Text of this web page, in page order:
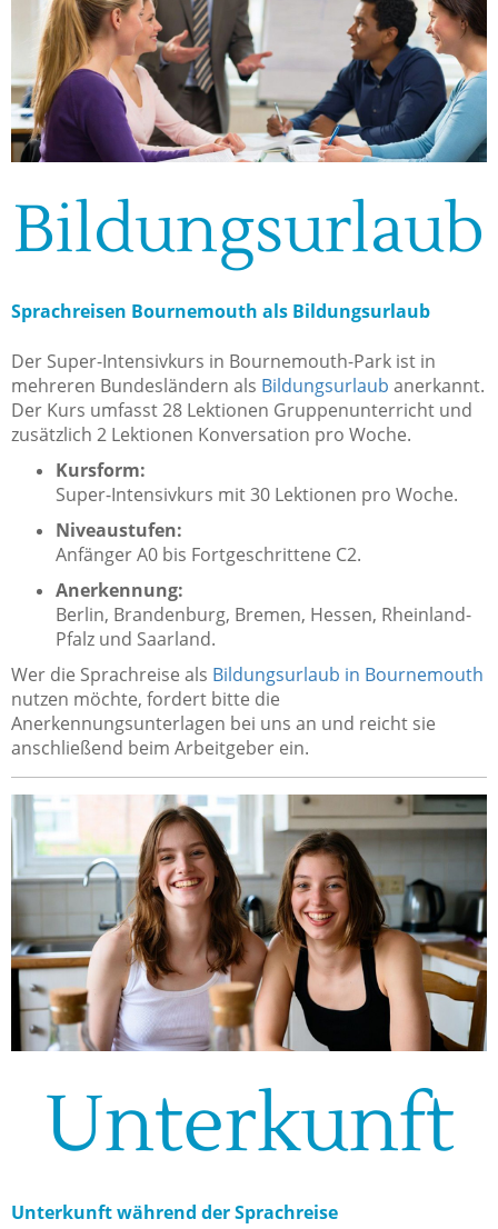
Bildungsurlaub
Sprachreisen Bournemouth als Bildungsurlaub
Der Super-Intensivkurs in Bournemouth-Park ist in
mehreren Bundesländern als Bildungsurlaub anerkannt.
Der Kurs umfasst 28 Lektionen Gruppenunterricht und
zusätzlich 2 Lektionen Konversation pro Woche.
Kursform:
Super-Intensivkurs mit 30 Lektionen pro Woche.
Niveaustufen:
Anfänger A0 bis Fortgeschrittene C2.
Anerkennung:
Berlin, Brandenburg, Bremen, Hessen, Rheinland-
Pfalz und Saarland.
Wer die Sprachreise als Bildungsurlaub in Bournemouth
nutzen möchte, fordert bitte die
Anerkennungsunterlagen bei uns an und reicht sie
anschließend beim Arbeitgeber ein.
Unterkunft
Unterkunft während der Sprachreise